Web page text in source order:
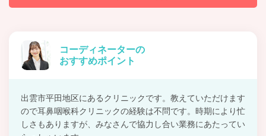
コーディネーターの
おすすめポイント
出雲市平田地区にあるクリニックです。教えていただけます
ので耳鼻咽喉科クリニックの経験は不問です。時期により忙
しさもありますが、みなさんで協力し合い業務にあたってい